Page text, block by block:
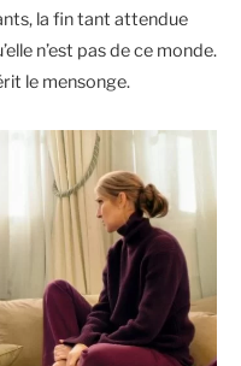
la fin tant attendue
n’est pas de ce monde.
le mensonge.